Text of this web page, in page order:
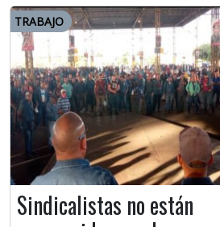
TRABAJO
Sindicalistas no están